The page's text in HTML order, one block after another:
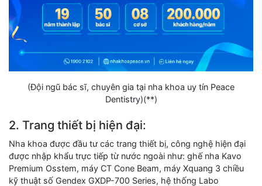
(Đội ngũ bác sĩ, chuyên gia tại nha khoa uy tín Peace
Dentistry)(**)
2. Trang thiết bị hiện đại:
Nha khoa được đầu tư các trang thiết bị, công nghệ hiện đại
được nhập khẩu trực tiếp từ nước ngoài như: ghế nha Kavo
Premium Osstem, máy CT Cone Beam, máy Xquang 3 chiều
kỹ thuật số Gendex GXDP-700 Series, hệ thống Labo